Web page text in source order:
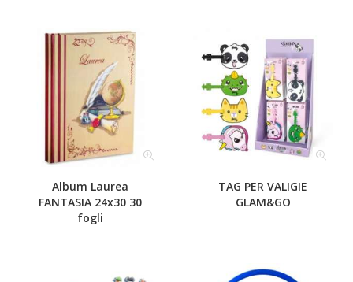
Album Laurea
FANTASIA 24x30 30
fogli
TAG PER VALIGIE
GLAM&GO